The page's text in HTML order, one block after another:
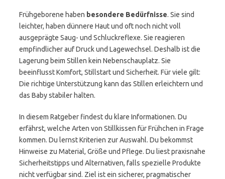
Frühgeborene haben besondere Bedürfnisse. Sie sind
leichter, haben dünnere Haut und oft noch nicht voll
ausgeprägte Saug- und Schluckreflexe. Sie reagieren
empfindlicher auf Druck und Lagewechsel. Deshalb ist die
Lagerung beim Stillen kein Nebenschauplatz. Sie
beeinflusst Komfort, Stillstart und Sicherheit. Für viele gilt:
Die richtige Unterstützung kann das Stillen erleichtern und
das Baby stabiler halten.
In diesem Ratgeber findest du klare Informationen. Du
erfährst, welche Arten von Stillkissen für Frühchen in Frage
kommen. Du lernst Kriterien zur Auswahl. Du bekommst
Hinweise zu Material, Größe und Pflege. Du liest praxisnahe
Sicherheitstipps und Alternativen, falls spezielle Produkte
nicht verfügbar sind. Ziel ist ein sicherer, pragmatischer